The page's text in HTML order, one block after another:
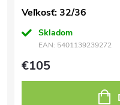
Veľkosť: 32/36
Skladom
EAN: 5401139239272
€105